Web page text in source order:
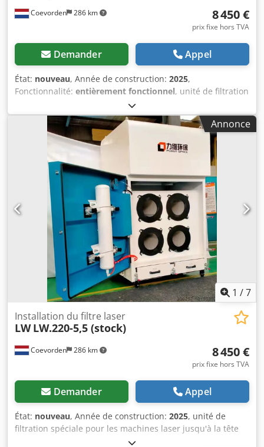
Coevorden 286 km 8 450 €
prix fixe hors TVA
Demander Appel
État: nouveau, Année de construction: 2025,
Fonctionnalité: entièrement fonctionnel, unité de filtration
spéciale pour les machines laser jusqu'à la tête laser 6 KW
Dwedpfx Aotttfcedgea
Annonce
1 /7
Coevorden 286 km
Installation du filtre laser
LW LW.220-5,5 (stock)
8 450 €
prix fixe hors TVA
Demander Appel
État: nouveau, Année de construction: 2025, unité de
filtration spéciale pour les machines laser jusqu'à la tête
laser 6 KW Dodpfelzi Rrsx Adgswa